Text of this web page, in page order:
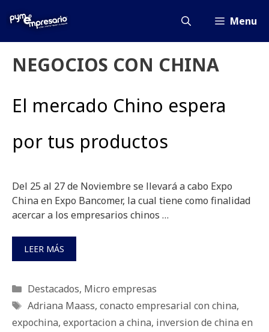
Menu
NEGOCIOS CON CHINA
El mercado Chino espera
por tus productos
Del 25 al 27 de Noviembre se llevará a cabo Expo
China en Expo Bancomer, la cual tiene como finalidad
acercar a los empresarios chinos …
LEER MÁS
Categorías
Destacados, Micro empresas
Etiquetas
Adriana Maass, conacto empresarial con china,
expochina, exportacion a china, inversion de china en